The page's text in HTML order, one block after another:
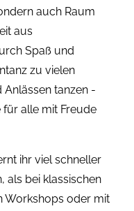
auch Raum
aus
Spaß und
zu vielen
tanzen -
für alle mit Freude
ihr viel schneller
als bei klassischen
Workshops oder mit